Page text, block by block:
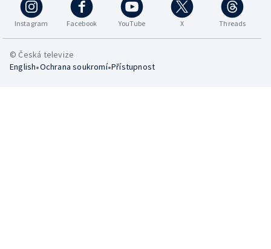
Instagram Facebook YouTube X Threads
© Česká televize
English•Ochrana soukromí•Přístupnost